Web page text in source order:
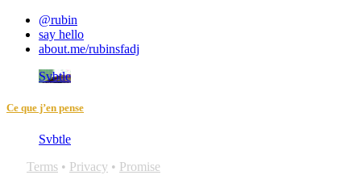
@rubin
say hello
about.me/rubinsfadj
Svbtle
Ce que j’en pense
Svbtle
Terms • Privacy • Promise